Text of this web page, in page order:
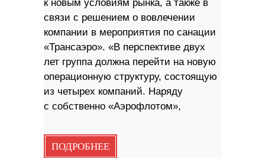
к новым условиям рынка, а также в
связи с решением о вовлечении
компании в мероприятия по санации
«Трансаэро». «В перспективе двух
лет группа должна перейти на новую
операционную структуру, состоящую
из четырех компаний. Наряду
с собственно «Аэрофлотом»,
ПОДРОБНЕЕ